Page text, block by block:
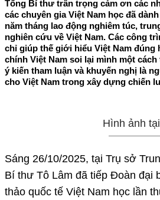
Tổng Bí thư trân trọng cảm ơn các
các chuyên gia Việt Nam học đã
năm tháng lao động nghiêm túc,
nghiên cứu về Việt Nam. Các công
chỉ giúp thế giới hiểu Việt Nam đúng
chính Việt Nam soi lại mình một
ý kiến tham luận và khuyến nghị là
cho Việt Nam trong xây dựng chiến
Hình ảnh
Sáng 26/10/2025, tại Trụ sở
Bí thư Tô Lâm đã tiếp Đoàn đại
thảo quốc tế Việt Nam học lần